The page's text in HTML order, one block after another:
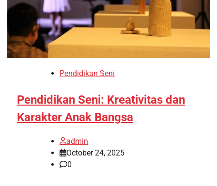
Pendidikan Seni
Pendidikan Seni: Kreativitas dan
Karakter Anak Bangsa
admin
October 24, 2025
0